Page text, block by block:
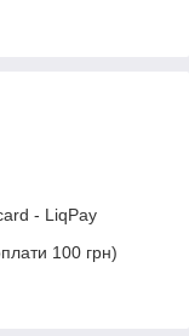
- LiqPay
100 грн)